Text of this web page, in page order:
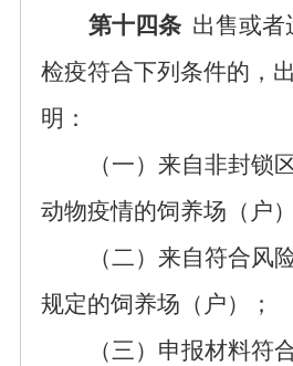
第十四条 出售或者
检疫符合下列条件的，
明：
（一）来自非封锁
动物疫情的饲养场（户）
（二）来自符合风
规定的饲养场（户）；
（三）申报材料符